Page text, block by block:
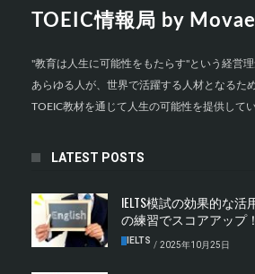
TOEIC情報局 by
"教育は人生に可能性をもたらす"という経営
あらゆる人が、世界で活躍する人材となるた
TOEIC教材を通じて人生の可能性を提供してい
LATEST POSTS
IELTS模試の効果的な
の練習でスコアアップ！
IELTS / 2025年10月25日